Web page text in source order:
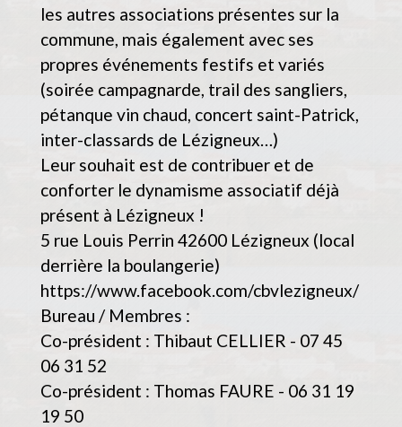
les autres associations présentes sur la
commune, mais également avec ses
propres événements festifs et variés
(soirée campagnarde, trail des sangliers,
pétanque vin chaud, concert saint-Patrick,
inter-classards de Lézigneux…)
Leur souhait est de contribuer et de
conforter le dynamisme associatif déjà
présent à Lézigneux !
5 rue Louis Perrin 42600 Lézigneux (local
derrière la boulangerie)
https://www.facebook.com/cbvlezigneux/
Bureau / Membres :
Co-président : Thibaut CELLIER - 07 45
06 31 52
Co-président : Thomas FAURE - 06 31 19
19 50